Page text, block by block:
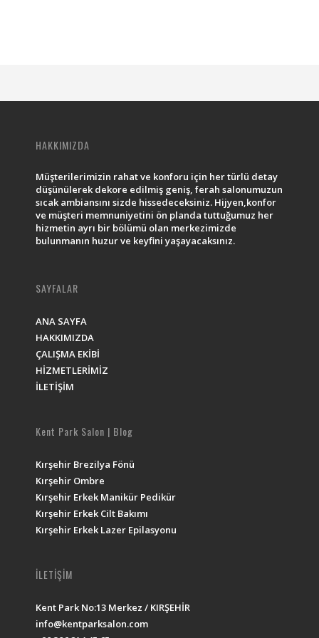
HAKKIMIZDA
Müşterilerimizin rahat ve konforu için her türlü detay
düşünülerek dekore edilmiş geniş, ferah salonumuzun
sıcak ambiansını sizde hissedeceksiniz. Hijyen,konfor
ve müşteri memnuniyetini ön planda tuttuğumuz her
hizmetin ayrı bir bölümü olan merkezimizde
bulunmanın huzur ve keyfini yaşayacaksınız.
SAYFALAR
ANA SAYFA
HAKKIMIZDA
ÇALIŞMA EKİBİ
HİZMETLERİMİZ
İLETİŞİM
Kent Park Salon | Blog
Kırşehir Brezilya Fönü
Kırşehir Ombre
Kırşehir Erkek Manikür Pedikür
Kırşehir Erkek Cilt Bakımı
Kırşehir Erkek Lazer Epilasyonu
İLETİŞİM
Kent Park No:13 Merkez / KIRŞEHİR
info@kentparksalon.com